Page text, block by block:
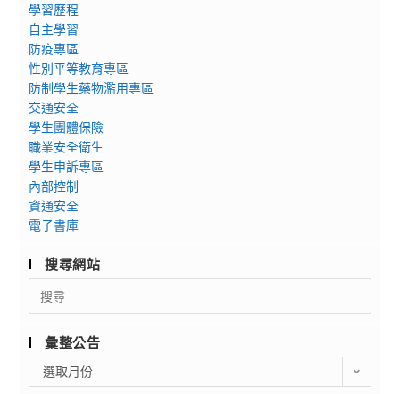
學習歷程
自主學習
防疫專區
性別平等教育專區
防制學生藥物濫用專區
交通安全
學生團體保險
職業安全衛生
學生申訴專區
內部控制
資通安全
電子書庫
搜尋網站
Search
for:
彙整公告
整
選取月份